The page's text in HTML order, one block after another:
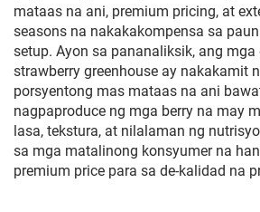
mataas na ani, premium pricing, at
seasons na nakakakompensa sa
setup. Ayon sa pananaliksik, ang mga
strawberry greenhouse ay nakakamit
porsyentong mas mataas na ani
nagpaproduce ng mga berry na may
lasa, tekstura, at nilalaman ng
sa mga matalinong konsyumer na
premium price para sa de-kalidad na